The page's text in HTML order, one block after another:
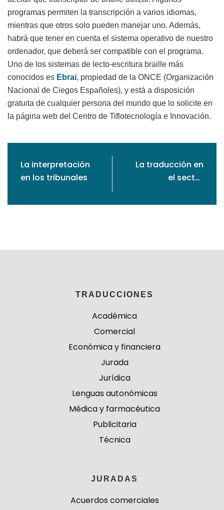
programas permiten la transcripción a varios idiomas,
mientras que otros solo pueden manejar uno. Además,
habrá que tener en cuenta el sistema operativo de nuestro
ordenador, que deberá ser compatible con el programa.
Uno de los sistemas de lecto-escritura braille más
conocidos es Ebrai, propiedad de la ONCE (Organización
Nacional de Ciegos Españoles), y está a disposición
gratuita de cualquier persona del mundo que lo solicite en
la página web del Centro de Tiflotecnología e Innovación.
La interpretación
en los tribunales
La traducción en
el sector
TRADUCCIONES
Académica
Comercial
Económica y financiera
Jurada
Jurídica
Lenguas autonómicas
Médica y farmacéutica
Publicitaria
Técnica
JURADAS
Acuerdos comerciales